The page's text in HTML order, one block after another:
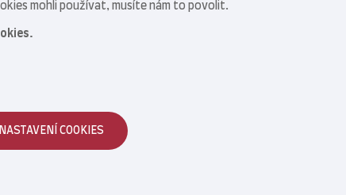
mohli používat, musíte nám to povolit.
NASTAVENÍ COOKIES